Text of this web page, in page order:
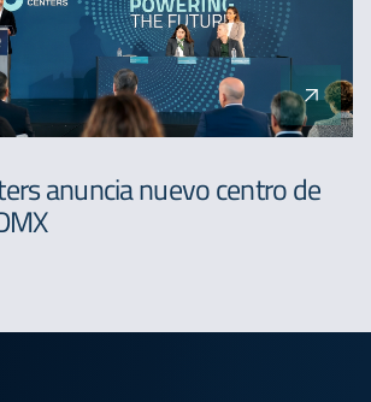
anuncia nuevo centro de